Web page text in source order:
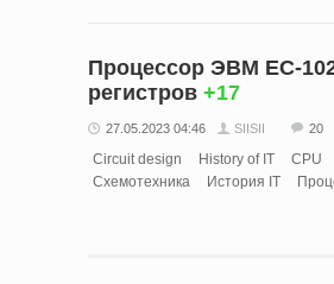
Процессор ЭВМ ЕС-
регистров +17
27.05.2023 04:46 SIISII 20
Circuit design History of IT
CPU
Схемотехника
История IT